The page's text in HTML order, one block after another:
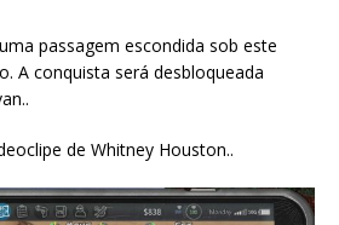
passagem escondida sob este
A conquista será desbloqueada
de Whitney Houston..